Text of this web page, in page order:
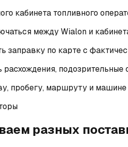
кабинета топливного
между Wialon и
заправку по карте с
расхождения,
пробегу, маршруту и
разных